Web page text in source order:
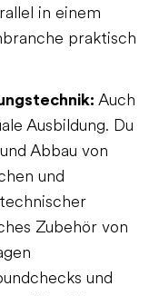
in einem
praktisch
Auch
Ausbildung. Du
Abbau von
und
Zubehör von
und